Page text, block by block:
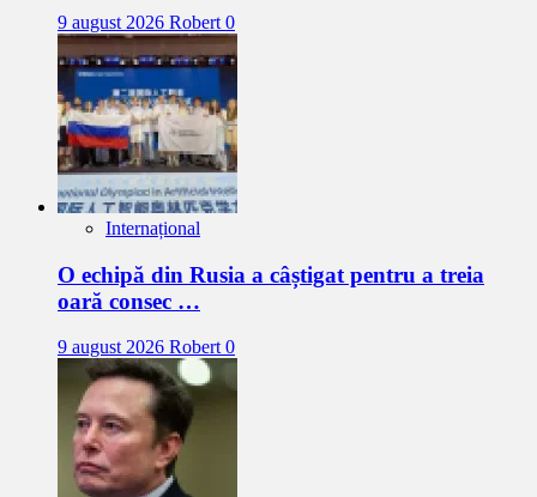
9 august 2026 Robert 0
Internațional
O echipă din Rusia a câștigat pentru a treia
oară consec …
9 august 2026 Robert 0